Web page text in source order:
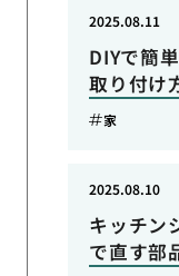
DIYで簡
取り付け
2025.08.11
家
キッチン
で直す部
2025.08.10